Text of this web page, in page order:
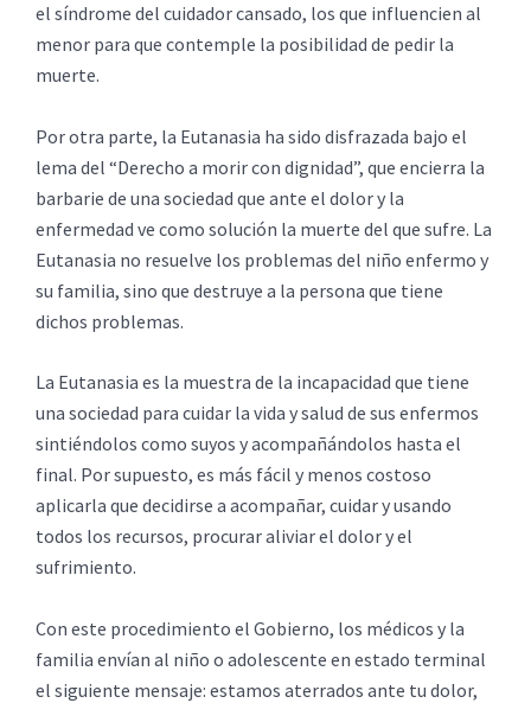
el síndrome del cuidador cansado, los que influencien al
menor para que contemple la posibilidad de pedir la
muerte.
Por otra parte, la Eutanasia ha sido disfrazada bajo el
lema del “Derecho a morir con dignidad”, que encierra la
barbarie de una sociedad que ante el dolor y la
enfermedad ve como solución la muerte del que sufre. La
Eutanasia no resuelve los problemas del niño enfermo y
su familia, sino que destruye a la persona que tiene
dichos problemas.
La Eutanasia es la muestra de la incapacidad que tiene
una sociedad para cuidar la vida y salud de sus enfermos
sintiéndolos como suyos y acompañándolos hasta el
final. Por supuesto, es más fácil y menos costoso
aplicarla que decidirse a acompañar, cuidar y usando
todos los recursos, procurar aliviar el dolor y el
sufrimiento.
Con este procedimiento el Gobierno, los médicos y la
familia envían al niño o adolescente en estado terminal
el siguiente mensaje: estamos aterrados ante tu dolor,